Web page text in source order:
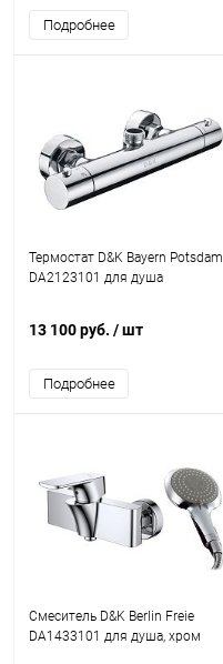
Подробнее
Термостат D&K Bayern Potsdam
DA2123101 для душа
13 100 руб. / шт
Подробнее
Смеситель D&K Berlin Freie
DA1433101 для душа, хром